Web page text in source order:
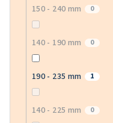
150 - 240 mm 0
140 - 190 mm 0
190 - 235 mm 1
140 - 225 mm 0